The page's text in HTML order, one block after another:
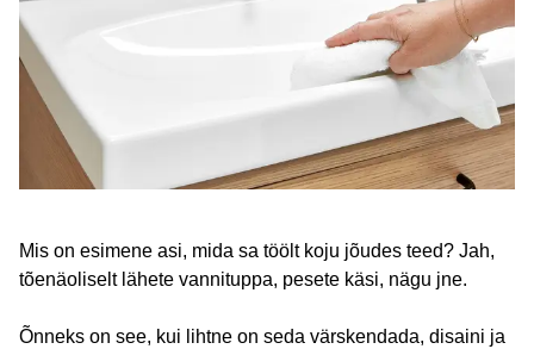
Mis on esimene asi, mida sa töölt koju jõudes teed? Jah,
tõenäoliselt lähete vannituppa, pesete käsi, nägu jne.
Õnneks on see, kui lihtne on seda värskendada, disaini ja